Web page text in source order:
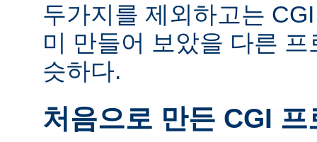
두가지를 제외하고는
미 만들어 보았을 다른
슷하다.
처음으로 만든 CGI 프